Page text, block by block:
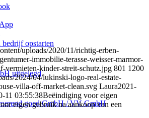
bedrijf opstarten
uitgelegd
goed GmbH / VV GmbH
uploads/2020/11/richtig-erben-
immobilie-terasse-weisser-marmor-
vermieten-kinder-streit-schutz.jpg 801 1200
2024/04/lukinski-logo-real-estate-
villa-off-market-clean.svg Laura2021-
11 03:55:38Beëindiging voor eigen
eigen gebruik na aankoop van een